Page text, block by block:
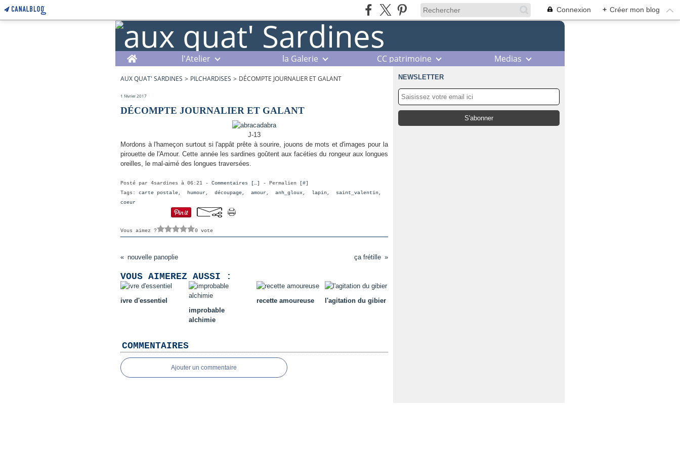
Connexion + Créer mon blog
Home l'Atelier la Galerie CC patrimoine Medias
AUX QUAT' SARDINES > PILCHARDISES > DÉCOMPTE JOURNALIER ET GALANT
1 février 2017
DÉCOMPTE JOURNALIER ET GALANT
J-13
Mordons à l'hameçon surtout si l'appât prête à sourire, jouons de mots et d'images pour la
pirouette de l'Amour. Cette année les sardines goûtent aux facéties du rongeur aux longues
oreilles, le mal-aimé des longues traversées.
Posté par 4sardines à 06:21 - Commentaires […] - Permalien [#]
Tags: carte postale, humour , découpage, amour , anh_gloux, lapin, saint_valentin,
coeur
Vous aimez ? 0 vote
nouvelle panoplie ça frétille
VOUS AIMEREZ AUSSI :
ivre d'essentiel
improbable
alchimie
recette amoureuse l'agitation du gibier
COMMENTAIRES
Ajouter un commentaire
NEWSLETTER